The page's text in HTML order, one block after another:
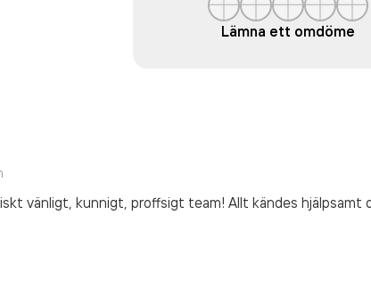
Lämna ett omdöme
vänligt, kunnigt, proffsigt team! Allt kändes hjälpsamt